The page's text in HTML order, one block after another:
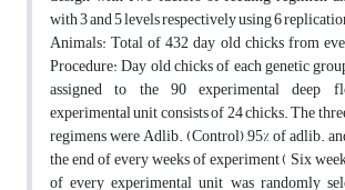
with 3 and 5 levels respectively using 6
Animals: Total of 432 day old chicks from
Procedure: Day old chicks of each genetic
assigned to the 90 experimental deep
experimental unit consists of 24 chicks. The
regimens were Adlib. (Control) ,95% of adlib.
the end of every weeks of experiment ( Six
of every experimental unit was randomly